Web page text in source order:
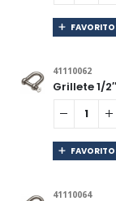
41110062
Grillete 1/
41110064